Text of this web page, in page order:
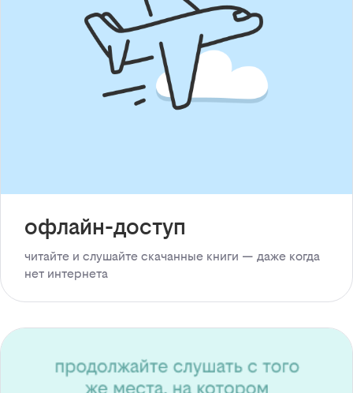
офлайн-доступ
читайте и слушайте скачанные книги — даже когда
нет интернета